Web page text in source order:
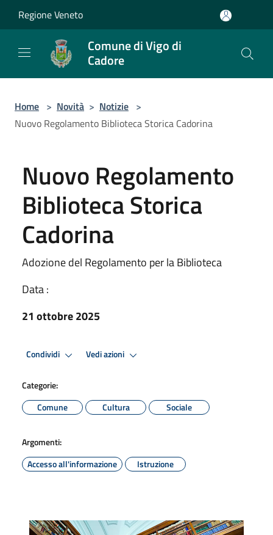
Regione Veneto
Comune di Vigo di
Cadore
Home > Novità > Notizie >
Nuovo Regolamento Biblioteca Storica Cadorina
Nuovo Regolamento
Biblioteca Storica
Cadorina
Adozione del Regolamento per la Biblioteca
Data :
21 ottobre 2025
Condividi Vedi azioni
Categorie:
Comune
Cultura Sociale
Argomenti:
Accesso all'informazione
Istruzione